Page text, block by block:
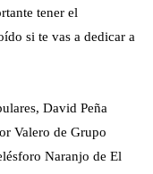
tener el
si te vas a dedicar a
David Peña
Valero de Grupo
Naranjo de El